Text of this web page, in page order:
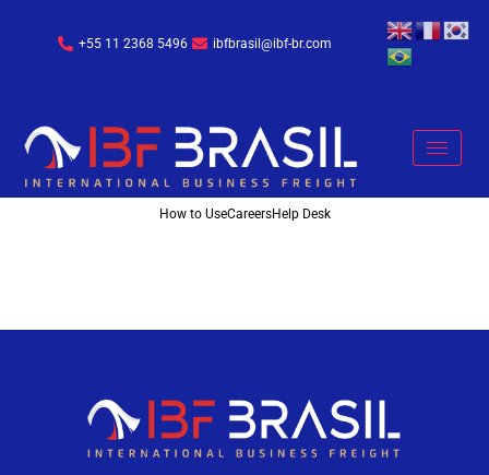
+55 11 2368 5496 ibfbrasil@ibf-br.com
How to UseCareersHelp Desk